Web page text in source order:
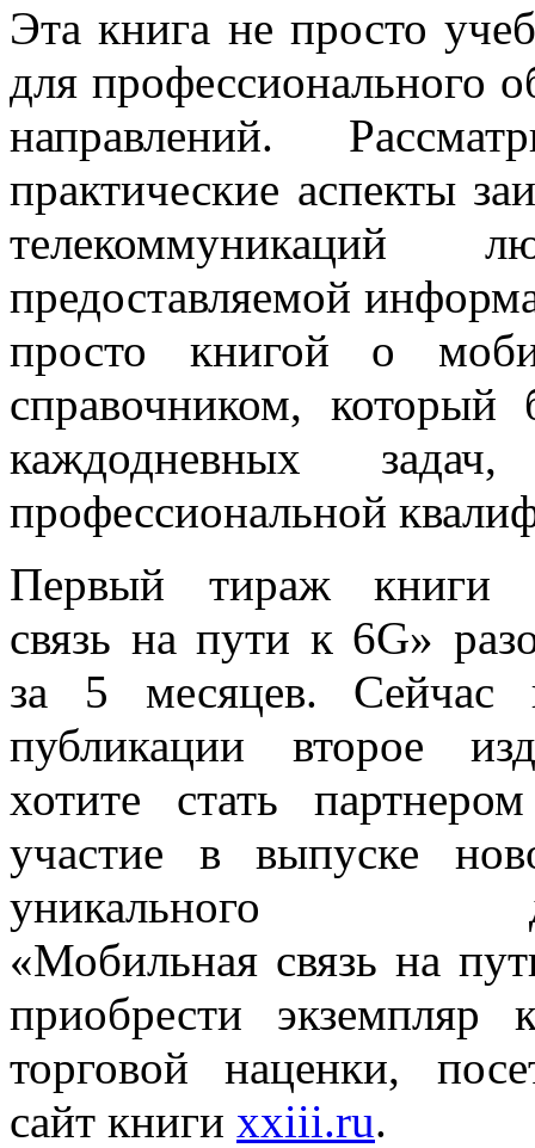
Эта книга не просто
для профессионального
направлений.
практические аспекты
телекоммуникаций
предоставляемой
просто книгой о
справочником,
каждодневных
профессиональной
Первый тираж книги
связь на пути к 6G»
за 5 месяцев. Сейчас
публикации второе
хотите стать
участие в выпуске
уникального
«Мобильная связь на
приобрести
торговой наценки,
сайт книги xxiii.ru.